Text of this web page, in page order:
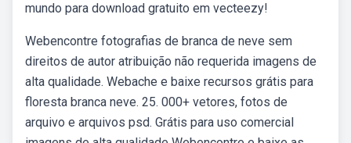
mundo para download gratuito em vecteezy!
Webencontre fotografias de branca de neve sem
direitos de autor atribuição não requerida imagens de
alta qualidade. Webache e baixe recursos grátis para
floresta branca neve. 25. 000+ vetores, fotos de
arquivo e arquivos psd. Grátis para uso comercial